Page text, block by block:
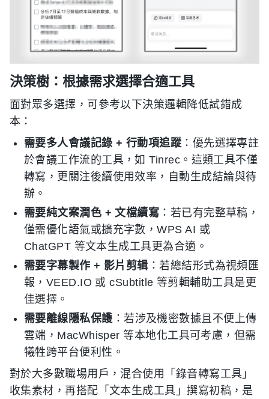
決策樹：根據需求選擇合適工具
面對眾多選擇，可參考以下決策邏輯降低試錯成
本：
需要多人會議記錄 + 行動項追蹤：優先選擇專註
於會議工作流的工具，如 Tinrec。這類工具不僅
轉寫，更關注後續使用效率，自動生成結論與待
辦。
需要純文案潤色 + 文檔續寫 ：若已有完整草稿，
僅需優化語氣或擴充字數，WPS AI 或
ChatGPT 等文本生成工具更為合適。
需要字幕製作 + 影片剪辑 ：若總結形式為視頻匯
報，VEED.IO 或 cSubtitle 等剪輯輔助工具是更
佳選擇。
需要離線隱私保護：若涉及機密數據且不便上傳
雲端，MacWhisper 等本地化工具可考慮，但需
犧牲跨平台便利性。
對於大多數職場用戶，混合使用「錄音轉寫工具」
收集素材，再搭配「文本生成工具」撰寫初稿，是